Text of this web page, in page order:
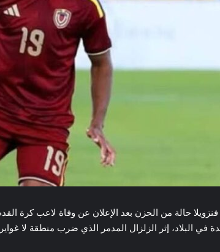
حالة من الحزن بعد الإعلان عن وفاة لاعب كرة
في البلاد، إثر الزلزال المدمر الذي ضرب منطقة لا